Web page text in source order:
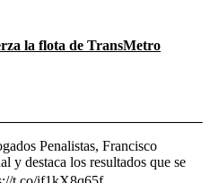
la flota de TransMetro
Penalistas, Francisco
y destaca los resultados que se